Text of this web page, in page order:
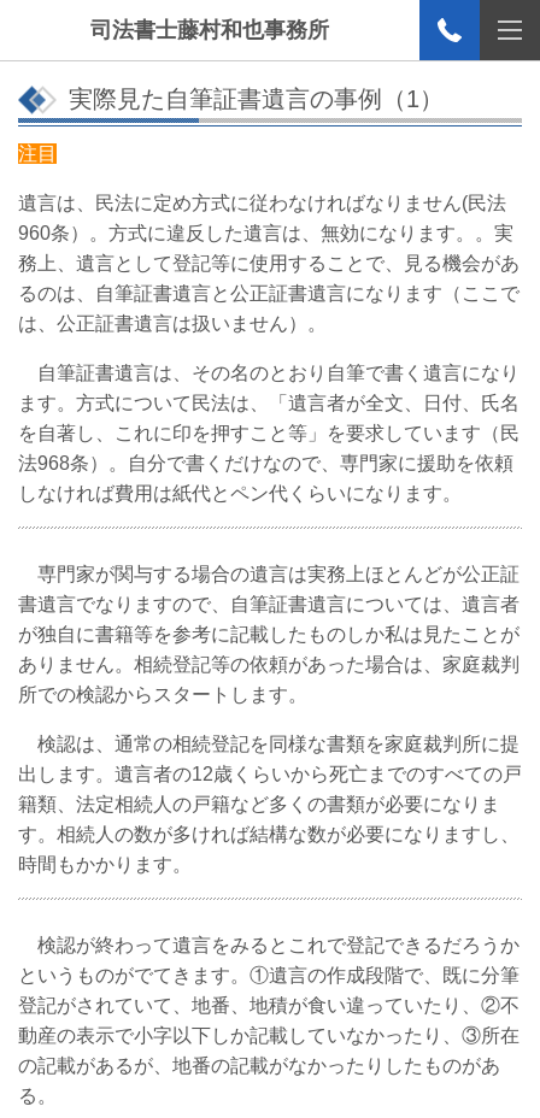
司法書士藤村和也事務所
実際見た自筆証書遺言の事例（1）
注目
遺言は、民法に定め方式に従わなければなりません(民法
960条）。方式に違反した遺言は、無効になります。。実
務上、遺言として登記等に使用することで、見る機会があ
るのは、自筆証書遺言と公正証書遺言になります（ここで
は、公正証書遺言は扱いません）。
自筆証書遺言は、その名のとおり自筆で書く遺言になり
ます。方式について民法は、「遺言者が全文、日付、氏名
を自著し、これに印を押すこと等」を要求しています（民
法968条）。自分で書くだけなので、専門家に援助を依頼
しなければ費用は紙代とペン代くらいになります。
専門家が関与する場合の遺言は実務上ほとんどが公正証
書遺言でなりますので、自筆証書遺言については、遺言者
が独自に書籍等を参考に記載したものしか私は見たことが
ありません。相続登記等の依頼があった場合は、家庭裁判
所での検認からスタートします。
検認は、通常の相続登記を同様な書類を家庭裁判所に提
出します。遺言者の12歳くらいから死亡までのすべての戸
籍類、法定相続人の戸籍など多くの書類が必要になりま
す。相続人の数が多ければ結構な数が必要になりますし、
時間もかかります。
検認が終わって遺言をみるとこれで登記できるだろうか
というものがでてきます。①遺言の作成段階で、既に分筆
登記がされていて、地番、地積が食い違っていたり、②不
動産の表示で小字以下しか記載していなかったり、③所在
の記載があるが、地番の記載がなかったりしたものがあ
る。